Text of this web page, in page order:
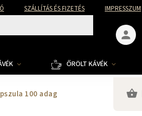
SZÁLLÍTÁS ÉS FIZETÉS IMPRESSZUM
ŐRÖLT KÁVÉK
100 adag